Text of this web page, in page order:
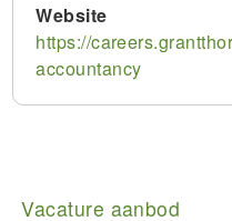
Website
https://
accountancy
Main
Vacature aanbod